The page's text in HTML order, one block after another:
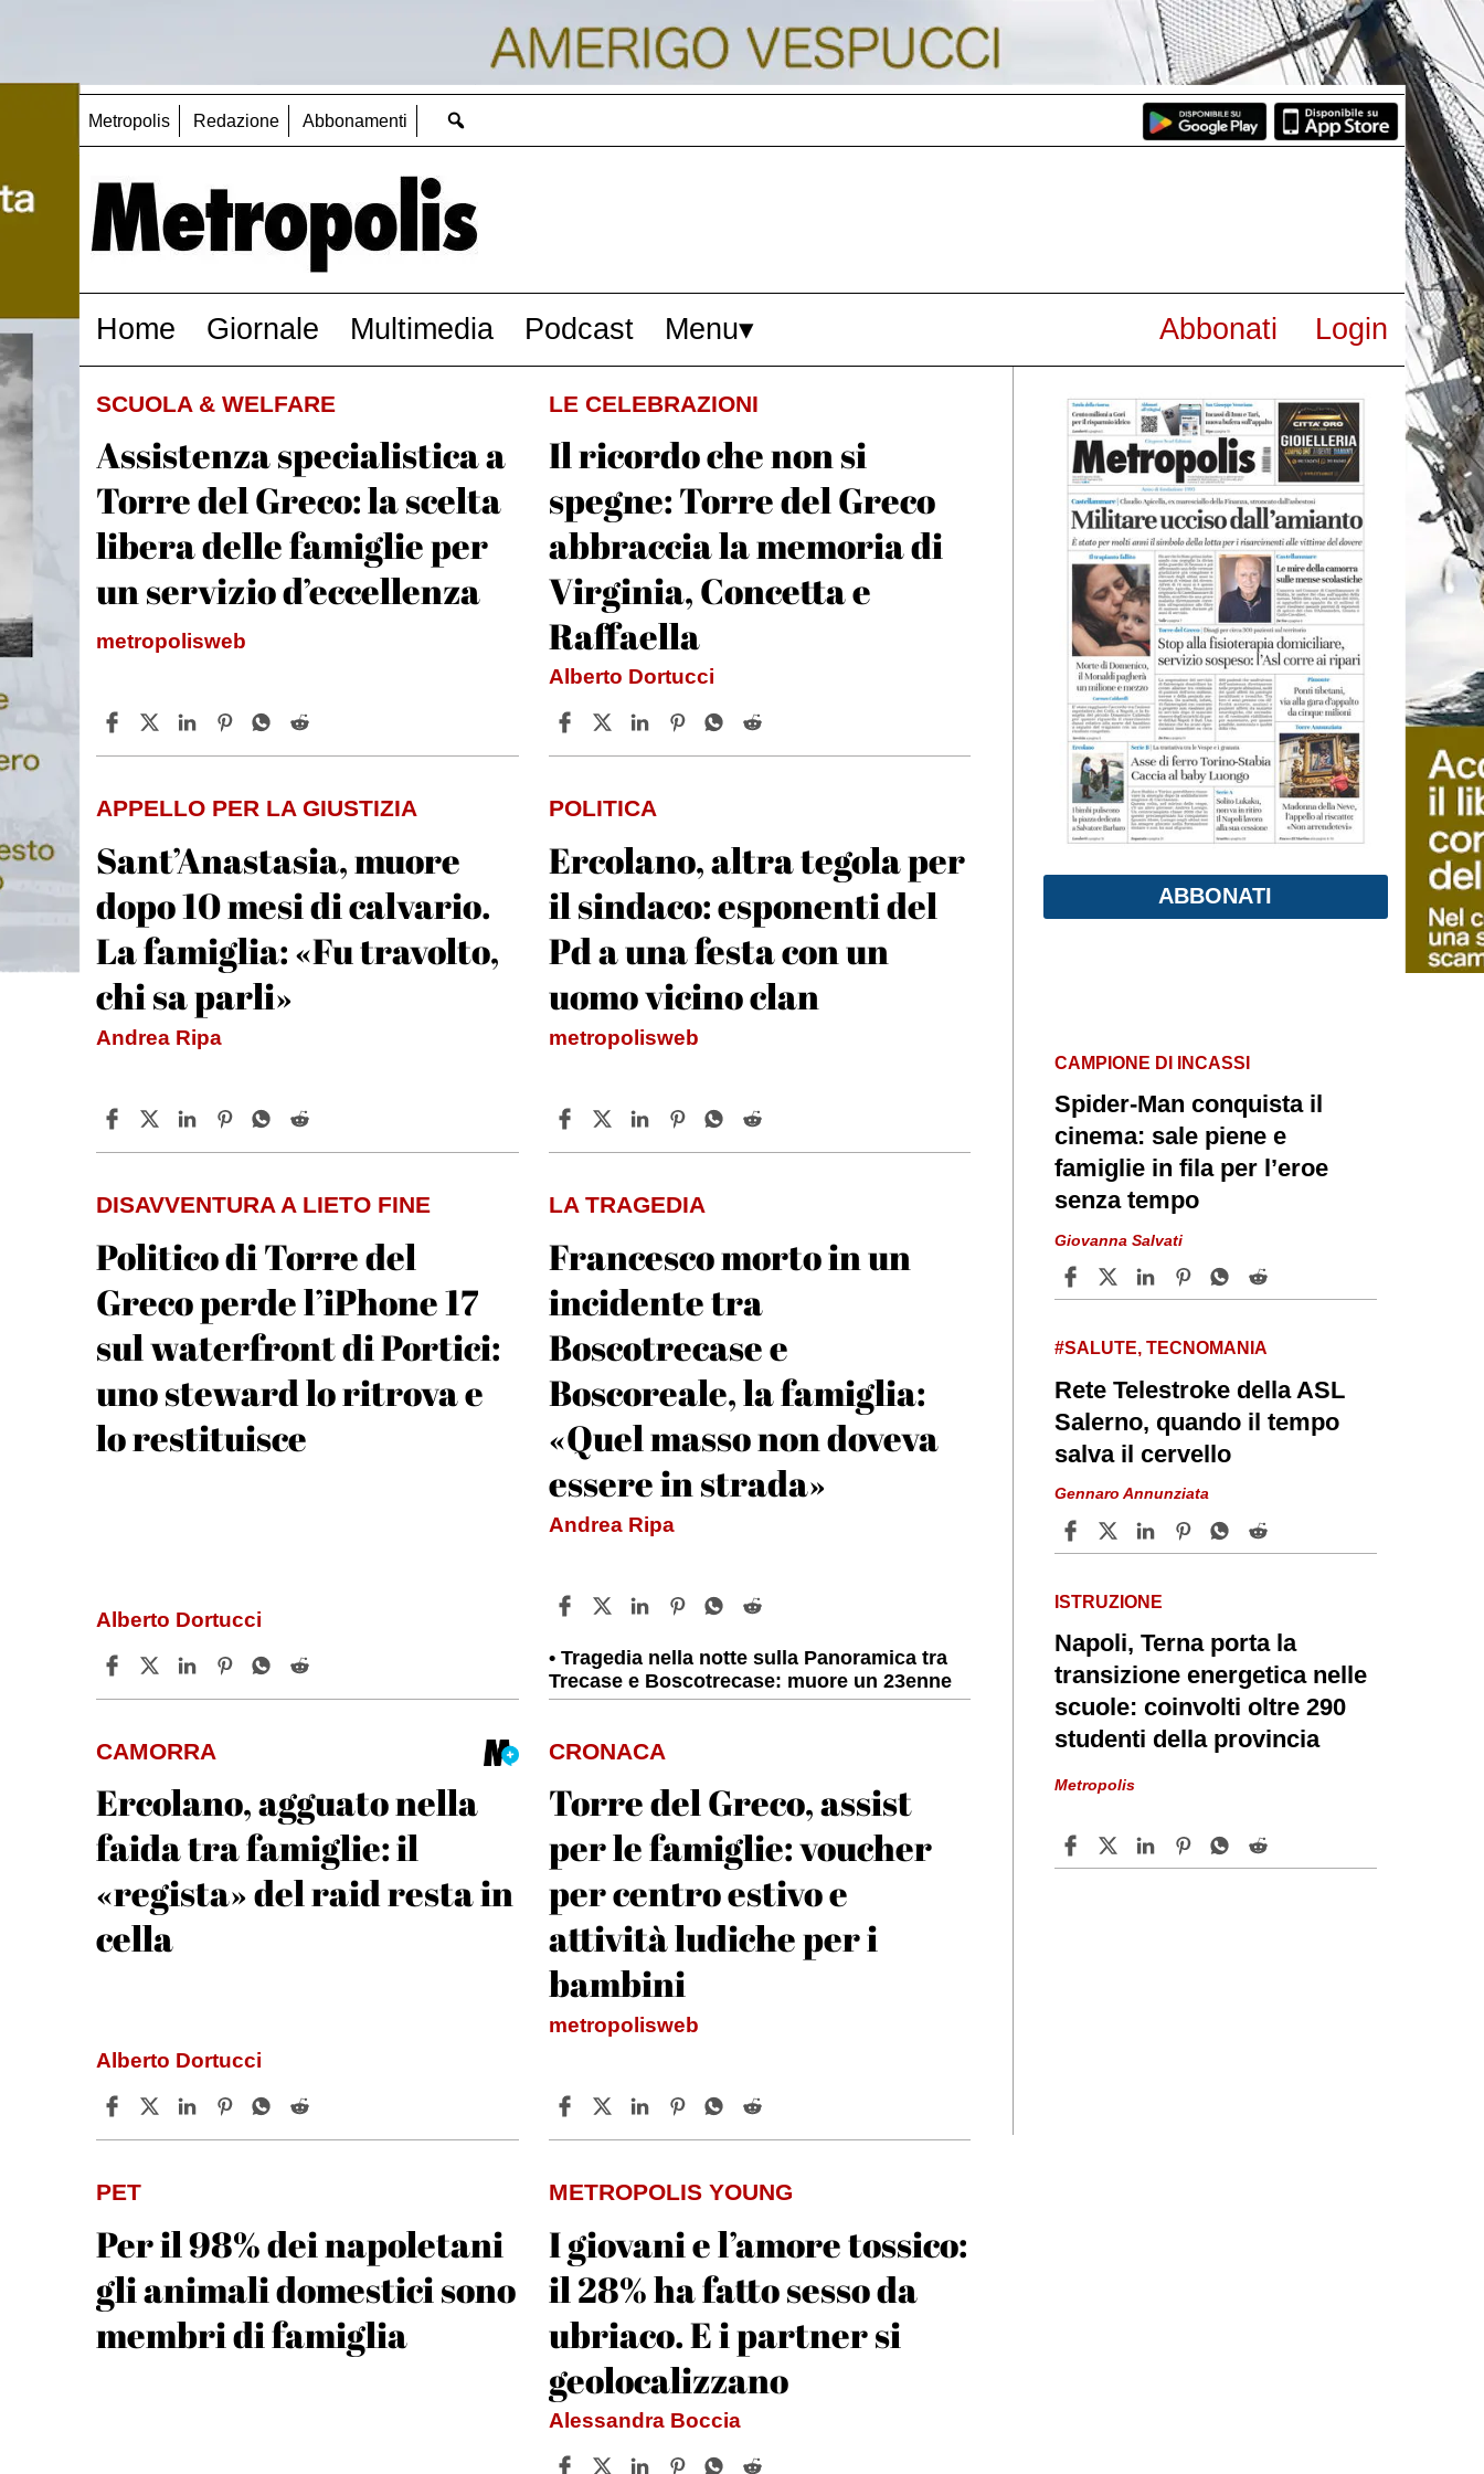
Metropolis Redazione Abbonamenti
Home Giornale Multimedia Podcast Menu Abbonati Login
SCUOLA & WELFARE
Assistenza specialistica a
Torre del Greco: la scelta
libera delle famiglie per
un servizio d’eccellenza
metropolisweb
LE CELEBRAZIONI
Il ricordo che non si
spegne: Torre del Greco
abbraccia la memoria di
Virginia, Concetta e
Raffaella
Alberto Dortucci
APPELLO PER LA GIUSTIZIA
Sant’Anastasia, muore
dopo 10 mesi di calvario.
La famiglia: «Fu travolto,
chi sa parli»
Andrea Ripa
POLITICA
Ercolano, altra tegola per
il sindaco: esponenti del
Pd a una festa con un
uomo vicino clan
metropolisweb
DISAVVENTURA A LIETO FINE
Politico di Torre del
Greco perde l’iPhone 17
sul waterfront di Portici:
uno steward lo ritrova e
lo restituisce
Alberto Dortucci
LA TRAGEDIA
Francesco morto in un
incidente tra
Boscotrecase e
Boscoreale, la famiglia:
«Quel masso non doveva
essere in strada»
Andrea Ripa
Tragedia nella notte sulla Panoramica tra
Trecase e Boscotrecase: muore un 23enne
CAMORRA
Ercolano, agguato nella
faida tra famiglie: il
«regista» del raid resta in
cella
Alberto Dortucci
CRONACA
Torre del Greco, assist
per le famiglie: voucher
per centro estivo e
attività ludiche per i
bambini
metropolisweb
PET
Per il 98% dei napoletani
gli animali domestici sono
membri di famiglia
METROPOLIS YOUNG
I giovani e l’amore tossico:
il 28% ha fatto sesso da
ubriaco. E i partner si
geolocalizzano
Alessandra Boccia
ABBONATI
CAMPIONE DI INCASSI
Spider‑Man conquista il
cinema: sale piene e
famiglie in fila per l’eroe
senza tempo
Giovanna Salvati
#SALUTE, TECNOMANIA
Rete Telestroke della ASL
Salerno, quando il tempo
salva il cervello
Gennaro Annunziata
ISTRUZIONE
Napoli, Terna porta la
transizione energetica nelle
scuole: coinvolti oltre 290
studenti della provincia
Metropolis